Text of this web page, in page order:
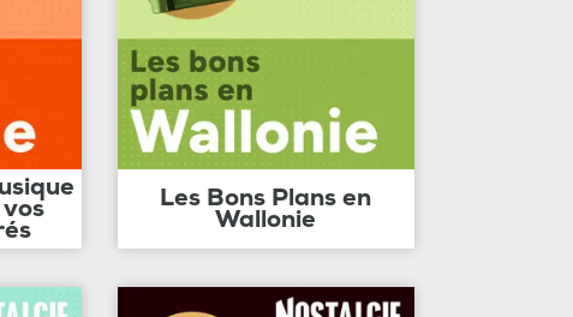
Les Bons Plans en
Wallonie